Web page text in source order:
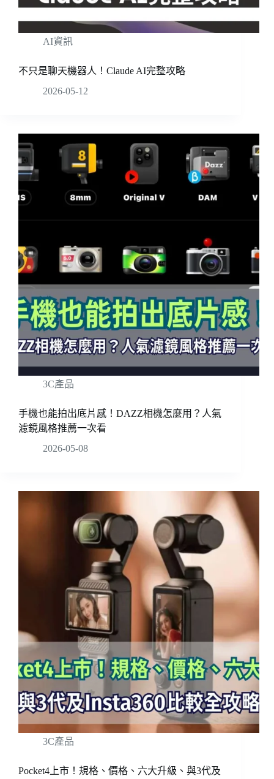
AI資訊
不只是聊天機器人！Claude AI完整攻略
2026-05-12
3C產品
手機也能拍出底片感！DAZZ相機怎麼用？人氣
濾鏡風格推薦一次看
2026-05-08
3C產品
Pocket4上市！規格、價格、六大升級、與3代及